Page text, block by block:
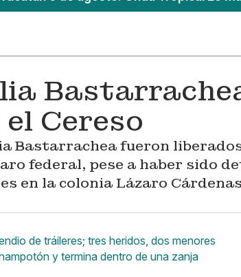
Cereso
Bastarrachea fueron
federal, pese a haber sido
en la colonia Lázaro
de tráileres; tres heridos, dos menores
y termina dentro de una zanja